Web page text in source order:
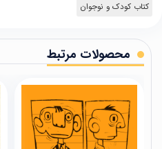
کتاب کودک و نوجوان
محصولات مرتبط